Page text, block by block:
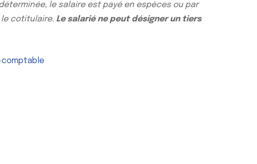
le salaire est payé en espèces ou par
cotitulaire. Le salarié ne peut désigner un tiers
comptable